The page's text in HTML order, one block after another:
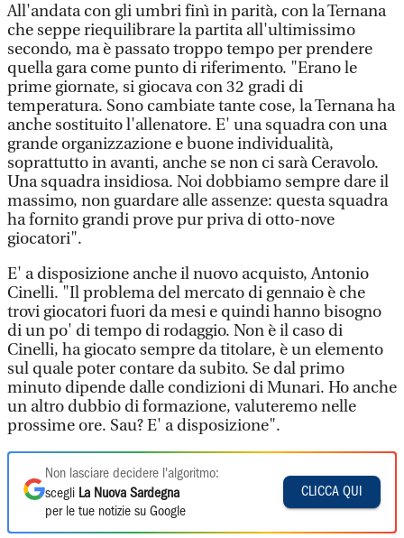
All'andata con gli umbri finì in parità, con la Ternana
che seppe riequilibrare la partita all'ultimissimo
secondo, ma è passato troppo tempo per prendere
quella gara come punto di riferimento. "Erano le
prime giornate, si giocava con 32 gradi di
temperatura. Sono cambiate tante cose, la Ternana ha
anche sostituito l'allenatore. E' una squadra con una
grande organizzazione e buone individualità,
soprattutto in avanti, anche se non ci sarà Ceravolo.
Una squadra insidiosa. Noi dobbiamo sempre dare il
massimo, non guardare alle assenze: questa squadra
ha fornito grandi prove pur priva di otto-nove
giocatori".
E' a disposizione anche il nuovo acquisto, Antonio
Cinelli. "Il problema del mercato di gennaio è che
trovi giocatori fuori da mesi e quindi hanno bisogno
di un po' di tempo di rodaggio. Non è il caso di
Cinelli, ha giocato sempre da titolare, è un elemento
sul quale poter contare da subito. Se dal primo
minuto dipende dalle condizioni di Munari. Ho anche
un altro dubbio di formazione, valuteremo nelle
prossime ore. Sau? E' a disposizione".
Non lasciare decidere l'algoritmo:
scegli La Nuova Sardegna
per le tue notizie su Google
CLICCA QUI